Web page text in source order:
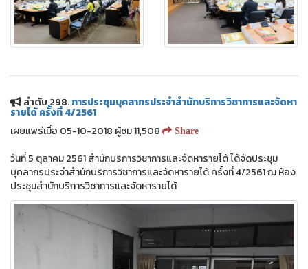
ลำดับ 298.การประชุมบุคลากรประจำสำนักบริการวิชาการและจัดหา
รายได้ ครั้งที่ 4/2561
เผยแพร่เมื่อ 05-10-2018 ผู้ชม 11,508
Share
วันที่ 5 ตุลาคม 2561 สำนักบริการวิชาการและจัดหารายได้ ได้จัดประชุม
บุคลากรประจำสำนักบริการวิชาการและจัดหารายได้ ครั้งที่ 4/2561 ณ ห้อง
ประชุมสำนักบริการวิชาการและจัดหารายได้